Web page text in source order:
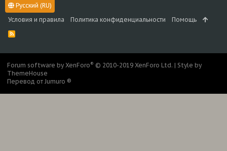
Русский (RU)
Условия и правила
Политика конфиденциальности Помощь
R
Forum software by XenForo® © 2010-2019 XenForo Ltd. | Style by
ThemeHouse
Перевод от Jumuro ®